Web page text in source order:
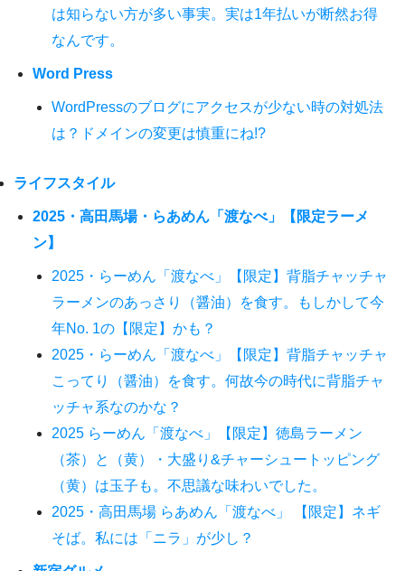
は知らない方が多い事実。実は1年払いが断然お得
なんです。
Word Press
WordPressのブログにアクセスが少ない時の対処法
は？ドメインの変更は慎重にね!?
ライフスタイル
2025・高田馬場・らあめん「渡なべ」【限定ラーメ
ン】
2025・らーめん「渡なべ」【限定】背脂チャッチャ
ラーメンのあっさり（醤油）を食す。もしかして今
年No. 1の【限定】かも？
2025・らーめん「渡なべ」【限定】背脂チャッチャ
こってり（醤油）を食す。何故今の時代に背脂チャ
ッチャ系なのかな？
2025 らーめん「渡なべ」【限定】徳島ラーメン
（茶）と（黄）・大盛り&チャーシュートッピング
（黄）は玉子も。不思議な味わいでした。
2025・高田馬場 らあめん「渡なべ」 【限定】ネギ
そば。私には「ニラ」が少し？